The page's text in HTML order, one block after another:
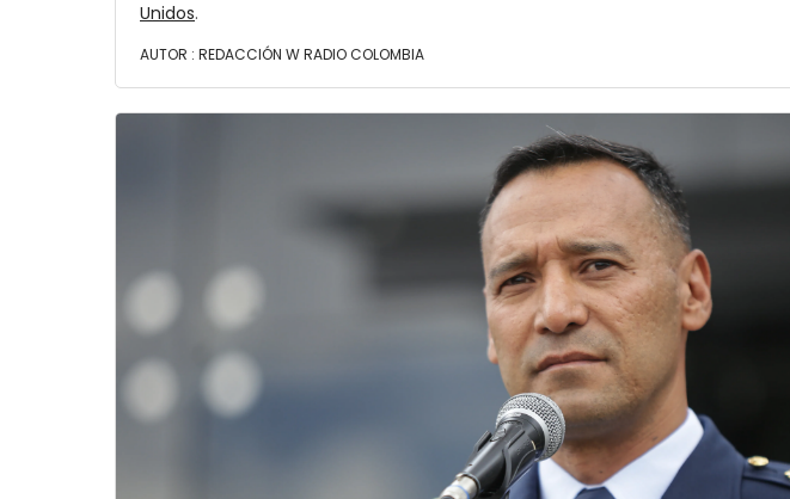
Unidos.
AUTOR : REDACCIÓN W RADIO COLOMBIA